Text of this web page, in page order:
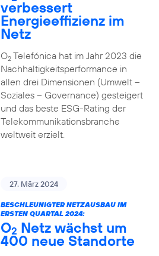
verbessert
Energieeffizienz im
Netz
O2Telefónica hat im Jahr 2023 die
Nachhaltigkeitsperformance in
allen drei Dimensionen (Umwelt –
Soziales – Governance) gesteigert
und das beste ESG-Rating der
Telekommunikationsbranche
weltweit erzielt.
27. März 2024
BESCHLEUNIGTER NETZAUSBAU IM
ERSTEN QUARTAL 2024:
O2 Netz wächst um
400 neue Standorte